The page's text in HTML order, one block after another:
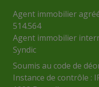
Agent immobilier
514.564
Agent immobilier
Syndic
Soumis au code de
Instance de contrôle :